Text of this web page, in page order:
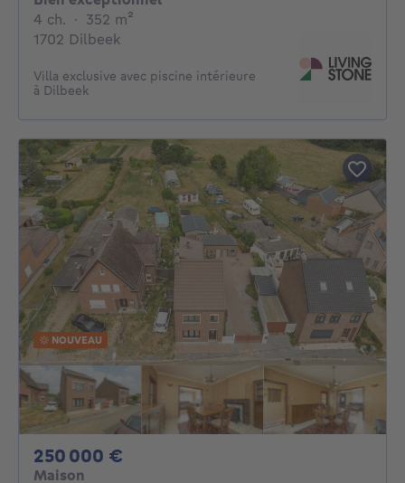
4 ch. 4 chambres
· 352 m²
1702 Dilbeek
Villa exclusive avec piscine intérieure
à Dilbeek
NOUVEAU
250 000 €
Maison